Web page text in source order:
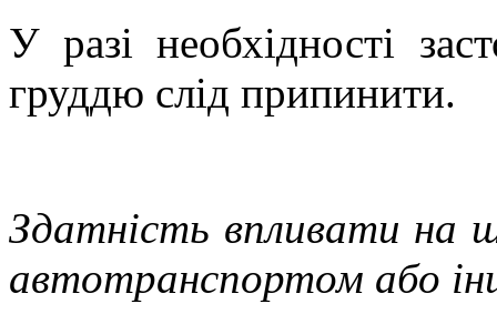
У разі необхідності
груддю слід припинити.
Здатність впливати на
автотранспортом або